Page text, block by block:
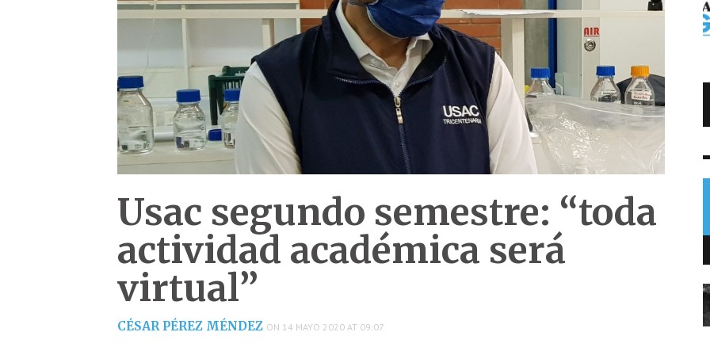
Usac segundo semestre: “toda
actividad académica será
virtual”
CÉSAR PÉREZ MÉNDEZ ON 14 MAYO 2020 AT 09:07
Trump impone arancel al polisilicio
usado en paneles solares
NOTICIAS